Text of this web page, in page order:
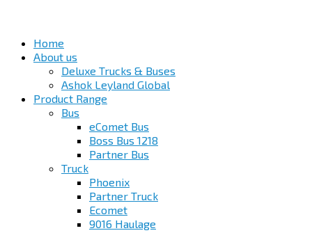
Home
About us
Deluxe Trucks & Buses
Ashok Leyland Global
Product Range
Bus
eComet Bus
Boss Bus 1218
Partner Bus
Truck
Phoenix
Partner Truck
Ecomet
9016 Haulage